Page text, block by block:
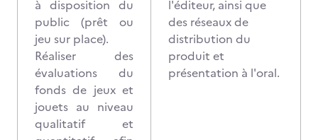
à disposition du
public (prêt ou
jeu sur place).
Réaliser des
évaluations du
fonds de jeux et
jouets au niveau
qualitatif et
l'éditeur, ainsi que
des réseaux de
distribution du
produit et
présentation à l'oral.